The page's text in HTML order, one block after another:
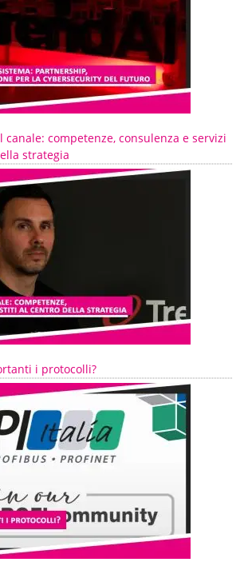
competenze, consulenza e servizi
strategia
i protocolli?